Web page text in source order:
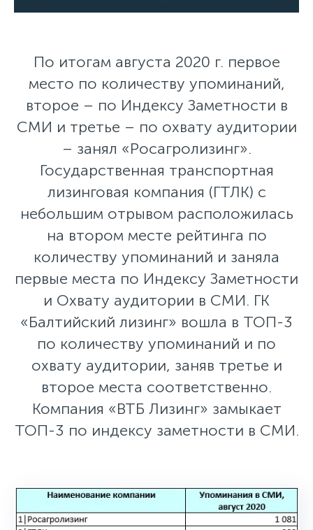
По итогам августа 2020 г. первое
место по количеству упоминаний,
второе – по Индексу Заметности в
СМИ и третье – по охвату аудитории
– занял «Росагролизинг».
Государственная транспортная
лизинговая компания (ГТЛК) с
небольшим отрывом расположилась
на втором месте рейтинга по
количеству упоминаний и заняла
первые места по Индексу Заметности
и Охвату аудитории в СМИ. ГК
«Балтийский лизинг» вошла в ТОП-3
по количеству упоминаний и по
охвату аудитории, заняв третье и
второе места соответственно.
Компания «ВТБ Лизинг» замыкает
ТОП-3 по индексу заметности в СМИ.